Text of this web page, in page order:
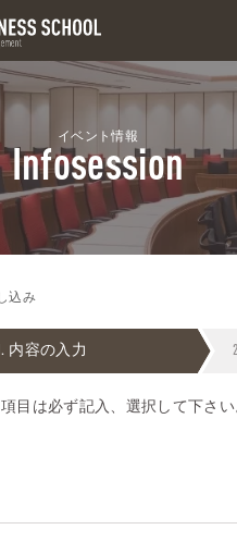
イベント情報
Infosession
込み
内容の入力
目は必ず記入、選択して下さい